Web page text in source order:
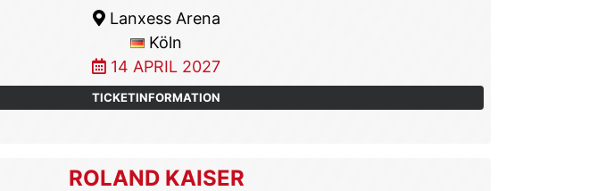
Lanxess Arena
Köln
14 APRIL 2027
TICKETINFORMATION
ROLAND KAISER